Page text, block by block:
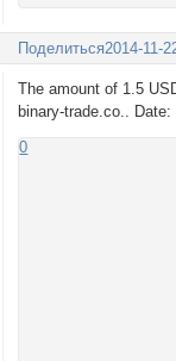
Поделиться2014-11-
The amount of 1.5
binary-trade.co..
0